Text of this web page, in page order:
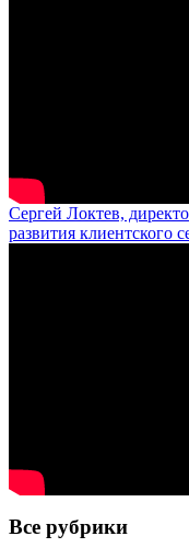
Сергей Локтев,
развития клиентского
Все рубрики